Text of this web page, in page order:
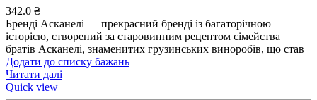
342.0 ₴
Бренді Асканелі — прекрасний бренді із багаторічною
історією, створений за старовинним рецептом сімейства
братів Асканелі, знаменитих грузинських виноробів, що став
Додати до списку бажань
Читати далі
Quick view